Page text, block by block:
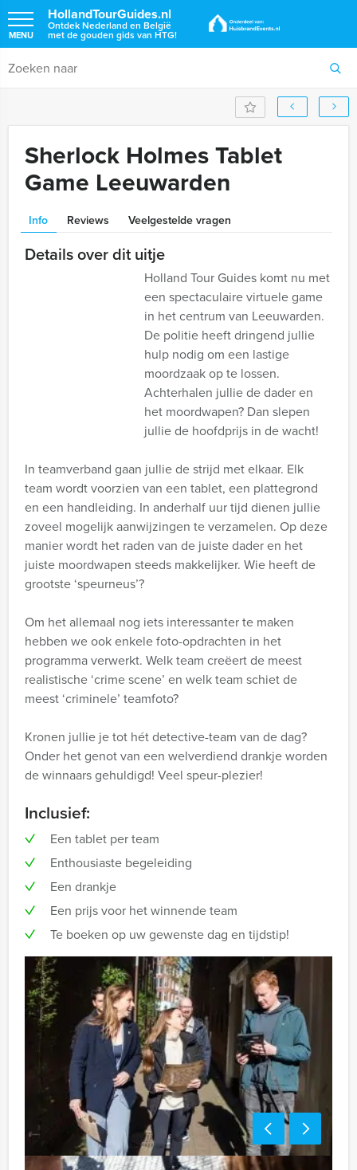
HollandTourGuides.nl
Ontdek Nederland en België
met de gouden gids van HTG!
MENU
Sherlock Holmes Tablet
Game Leeuwarden
Info Reviews Veelgestelde vragen
Details over dit uitje
Holland Tour Guides komt nu met
een spectaculaire virtuele game
in het centrum van Leeuwarden.
De politie heeft dringend jullie
hulp nodig om een lastige
moordzaak op te lossen.
Achterhalen jullie de dader en
het moordwapen? Dan slepen
jullie de hoofdprijs in de wacht!
In teamverband gaan jullie de strijd met elkaar. Elk
team wordt voorzien van een tablet, een plattegrond
en een handleiding. In anderhalf uur tijd dienen jullie
zoveel mogelijk aanwijzingen te verzamelen. Op deze
manier wordt het raden van de juiste dader en het
juiste moordwapen steeds makkelijker. Wie heeft de
grootste ‘speurneus’?
Om het allemaal nog iets interessanter te maken
hebben we ook enkele foto-opdrachten in het
programma verwerkt. Welk team creëert de meest
realistische ‘crime scene’ en welk team schiet de
meest ‘criminele’ teamfoto?
Kronen jullie je tot hét detective-team van de dag?
Onder het genot van een welverdiend drankje worden
de winnaars gehuldigd! Veel speur-plezier!
Inclusief:
Een tablet per team
Enthousiaste begeleiding
Een drankje
Een prijs voor het winnende team
Te boeken op uw gewenste dag en tijdstip!